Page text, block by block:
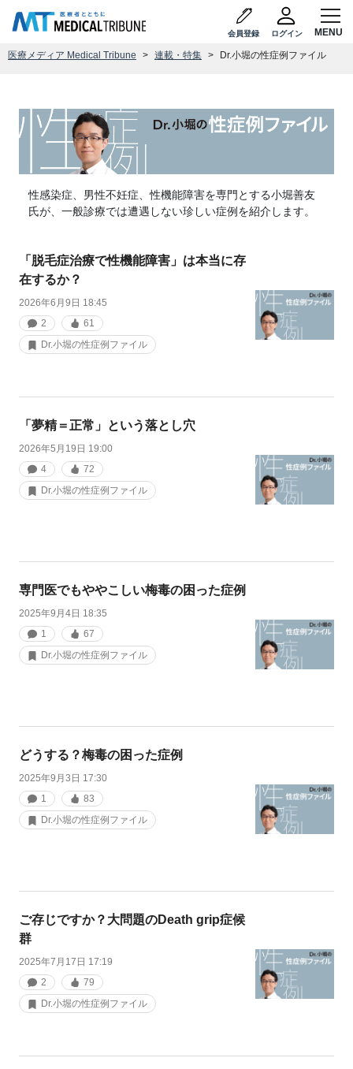
会員登録 ログイン
医療メディア Medical Tribune 連載・特集 Dr.小堀の性症例ファイル
性感染症、男性不妊症、性機能障害を専門とする小堀善友
氏が、一般診療では遭遇しない珍しい症例を紹介します。
「脱毛症治療で性機能障害」は本当に存
在するか？
2026年6月9日 18:45
2
61
Dr.小堀の性症例ファイル
「夢精＝正常」という落とし穴
2026年5月19日 19:00
4
72
Dr.小堀の性症例ファイル
専門医でもややこしい梅毒の困った症例
2025年9月4日 18:35
1
67
Dr.小堀の性症例ファイル
どうする？梅毒の困った症例
2025年9月3日 17:30
1
83
Dr.小堀の性症例ファイル
ご存じですか？大問題のDeath grip症候
群
2025年7月17日 17:19
2
79
Dr.小堀の性症例ファイル